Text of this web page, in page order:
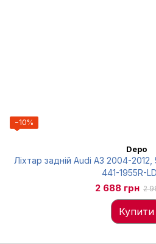
−10%
Depo
Ліхтар задній Audi A3 2004-
441-1955R-
2 688 грн 2
Купити